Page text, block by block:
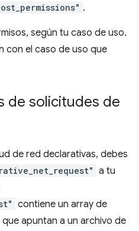
.
según tu caso de uso.
con el caso de uso que
de solicitudes de
de red declarativas, debes
a tu
contiene un array de
que apuntan a un archivo de